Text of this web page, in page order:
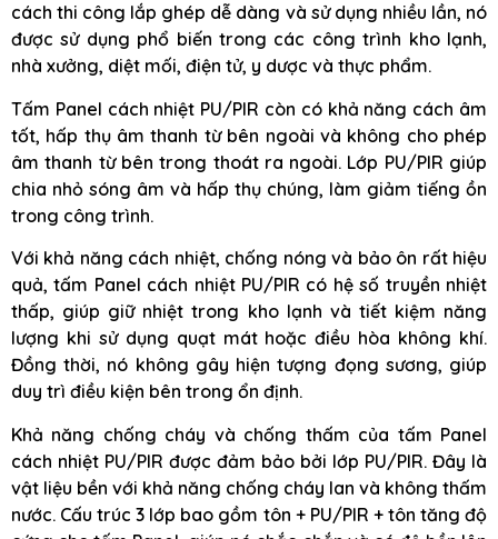
cách thi công lắp ghép dễ dàng và sử dụng nhiều lần, nó
được sử dụng phổ biến trong các công trình kho lạnh,
nhà xưởng, diệt mối, điện tử, y dược và thực phẩm.
Tấm Panel cách nhiệt PU/PIR còn có khả năng cách âm
tốt, hấp thụ âm thanh từ bên ngoài và không cho phép
âm thanh từ bên trong thoát ra ngoài. Lớp PU/PIR giúp
chia nhỏ sóng âm và hấp thụ chúng, làm giảm tiếng ồn
trong công trình.
Với khả năng cách nhiệt, chống nóng và bảo ôn rất hiệu
quả, tấm Panel cách nhiệt PU/PIR có hệ số truyền nhiệt
thấp, giúp giữ nhiệt trong kho lạnh và tiết kiệm năng
lượng khi sử dụng quạt mát hoặc điều hòa không khí.
Đồng thời, nó không gây hiện tượng đọng sương, giúp
duy trì điều kiện bên trong ổn định.
Khả năng chống cháy và chống thấm của tấm Panel
cách nhiệt PU/PIR được đảm bảo bởi lớp PU/PIR. Đây là
vật liệu bền với khả năng chống cháy lan và không thấm
nước. Cấu trúc 3 lớp bao gồm tôn + PU/PIR + tôn tăng độ